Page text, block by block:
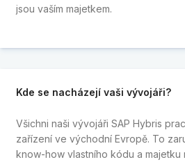
jsou vaším majetkem.
Kde se nacházejí vaši vývojáři?
Všichni naši vývojáři SAP Hybris
zařízení ve východní Evropě. To
know-how vlastního kódu a majetku